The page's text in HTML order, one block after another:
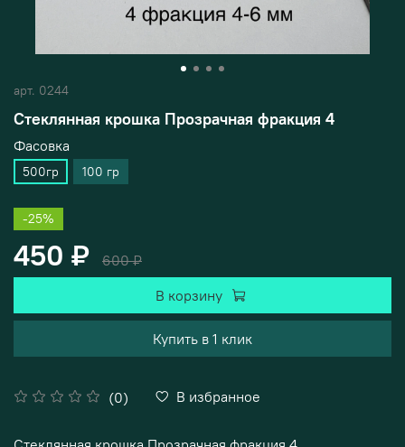
арт. 0244
Стеклянная крошка Прозрачная фракция 4
(0) В избранное
Фасовка
500гр 100 гр
-25%
450 ₽
600 ₽
В корзину
Купить в 1 клик